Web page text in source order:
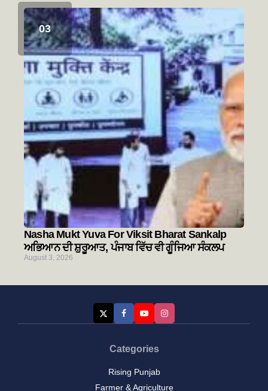
Nasha Mukt Yuva For Viksit Bharat Sankalp
ਅਭਿਆਨ ਦੀ ਸ਼ੁਰੂਆਤ, ਪੰਜਾਬ ਵਿੱਚ ਵੀ ਗੂੰਜਿਆ ਸੰਕਲਪ
August 3, 2026
Categories
Rising Punjab
Farmer & Agriculture